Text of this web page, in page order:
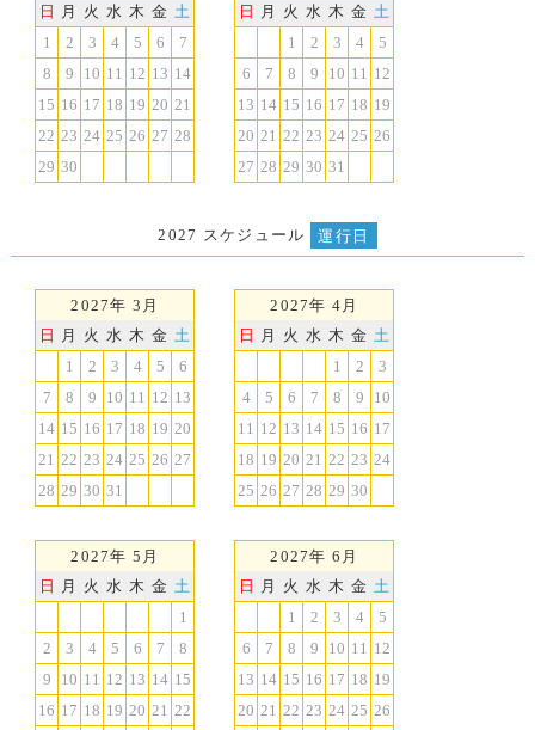
日
月 火 水 木 金 土
1
2 3 4 5 6
7
8
9 10 11 12 13 14
15 16 17 18 19 20 21
22 23 24 25 26 27 28
29 30
日
月 火 水 木 金 土
1
2 3 4
5
6
7 8 9 10 11 12
13 14 15 16 17 18 19
20 21 22 23 24 25 26
27 28 29 30 31
2027 スケジュール 運行日
2027年 3月
日
月 火 水 木 金 土
1
2 3 4 5
6
7
8 9 10 11 12 13
14 15 16 17 18 19 20
21 22 23 24 25 26 27
28 29 30 31
2027年 4月
日
月 火 水 木 金 土
1
2
3
4
5 6 7 8 9
10
11 12 13 14 15 16 17
18 19 20 21 22 23 24
25 26 27 28 29 30
2027年 5月
日
月 火 水 木 金 土
1
2
3 4 5 6 7
8
9
10 11 12 13 14 15
16 17 18 19 20 21 22
2027年 6月
日
月 火 水 木 金 土
1
2 3 4
5
6
7 8 9 10 11 12
13 14 15 16 17 18 19
20 21 22 23 24 25 26